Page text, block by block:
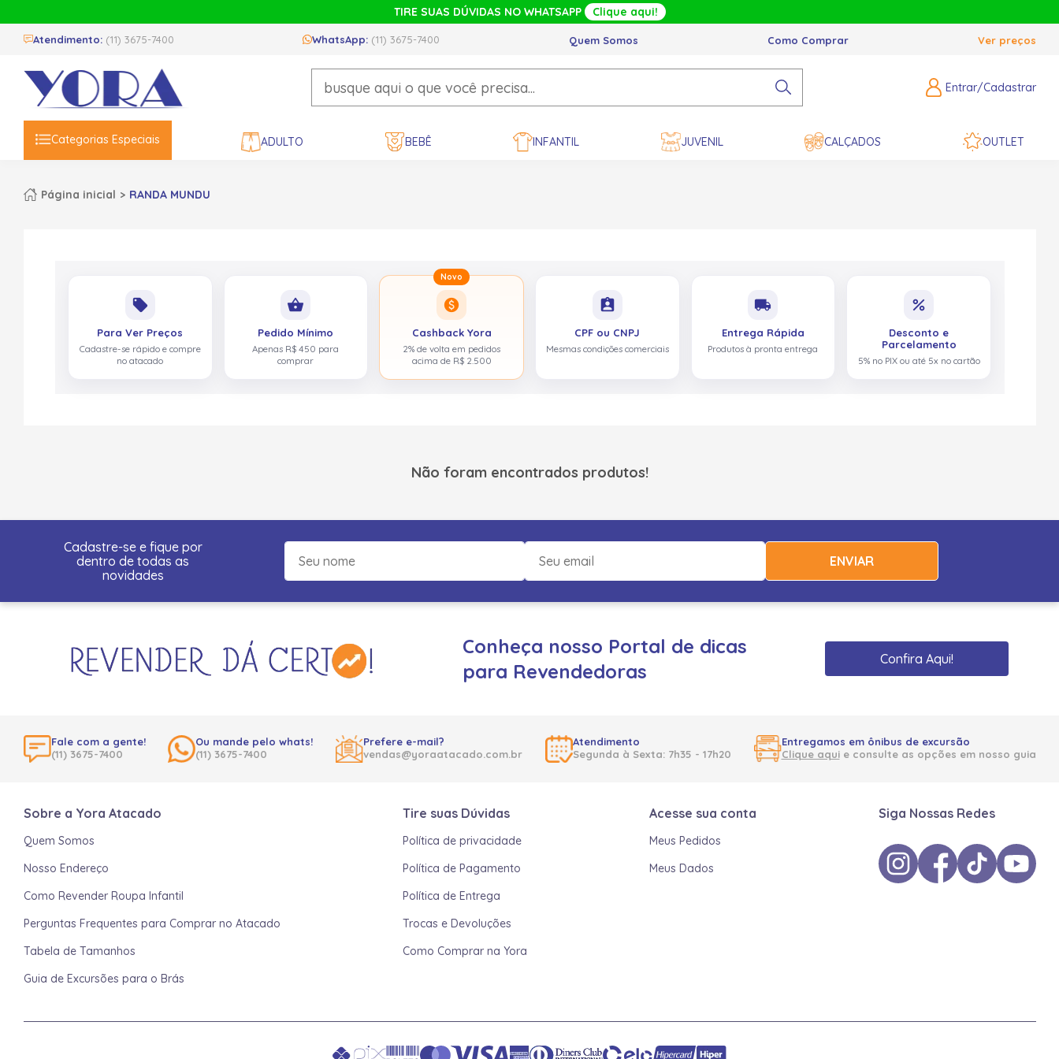
TIRE SUAS DÚVIDAS NO WHATSAPP Clique aqui!
Atendimento: (11) 3675-7400 WhatsApp: (11) 3675-7400 Quem Somos Como Comprar Ver preços
Entrar/Cadastrar
Categorias Especiais ADULTO BEBÊ INFANTIL JUVENIL CALÇADOS OUTLET
Página inicial RANDA MUNDU
local_offer
Para Ver Preços
Cadastre-se rápido e compre
no atacado
shopping_basket
Pedido Mínimo
Apenas R$ 450 para
comprar
Novo
paid
Cashback Yora
2% de volta em pedidos
acima de R$ 2.500
assignment_ind
CPF ou CNPJ
Mesmas condições comerciais
local_shipping
Entrega Rápida
Produtos à pronta entrega
percent
Desconto e
Parcelamento
5% no PIX ou até 5x no cartão
Não foram encontrados produtos!
Cadastre-se e fique por
dentro de todas as
novidades
ENVIAR
Conheça nosso Portal de dicas
para Revendedoras
Confira Aqui!
Fale com a gente!
(11) 3675-7400
Ou mande pelo whats!
(11) 3675-7400
Prefere e-mail?
vendas@yoraatacado.com.br
Atendimento
Segunda à Sexta: 7h35 - 17h20
Entregamos em ônibus de excursão
Clique aquie consulte as opções em nosso guia
Sobre a Yora Atacado
Quem Somos
Nosso Endereço
Como Revender Roupa Infantil
Perguntas Frequentes para Comprar no Atacado
Tabela de Tamanhos
Guia de Excursões para o Brás
Tire suas Dúvidas
Política de privacidade
Política de Pagamento
Política de Entrega
Trocas e Devoluções
Como Comprar na Yora
Acesse sua conta
Meus Pedidos
Meus Dados
Siga Nossas Redes